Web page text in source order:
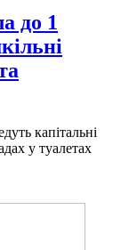
до 1
капітальні
у туалетах